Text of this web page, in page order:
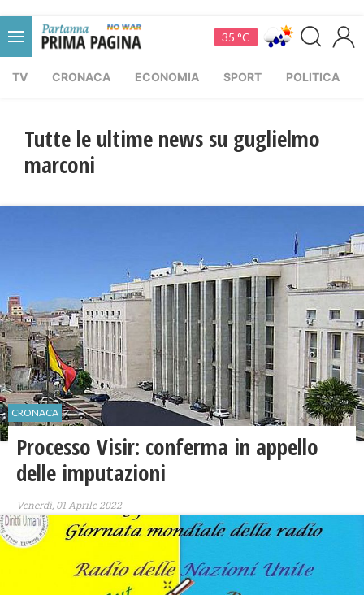
35 °C
TV CRONACA ECONOMIA SPORT POLITICA
Tutte le ultime news su guglielmo
marconi
CRONACA
Processo Visir: conferma in appello
delle imputazioni
Venerdì, 01 Aprile 2022